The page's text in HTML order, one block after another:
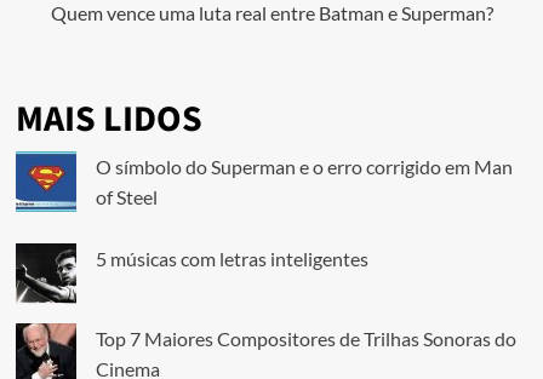
Quem vence uma luta real entre Batman e Superman?
MAIS LIDOS
O símbolo do Superman e o erro corrigido em Man
of Steel
5 músicas com letras inteligentes
Top 7 Maiores Compositores de Trilhas Sonoras do
Cinema